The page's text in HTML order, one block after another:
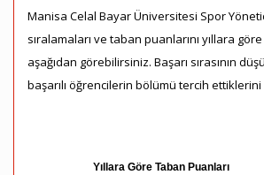
Manisa Celal Bayar Üniversitesi Spor
sıralamaları ve taban puanlarını yıllara
aşağıdan görebilirsiniz. Başarı sırasının
başarılı öğrencilerin bölümü tercih
Yıllara Göre Taban Puanları